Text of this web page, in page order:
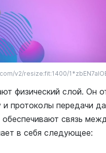
v2/resize:fit:1400/
физический слой. Он
и протоколы передачи
обеспечивают связь
в себя следующее: